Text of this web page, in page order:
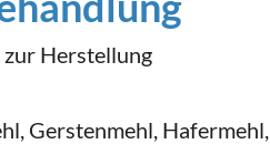
Herstellung
Gerstenmehl, Hafermehl,